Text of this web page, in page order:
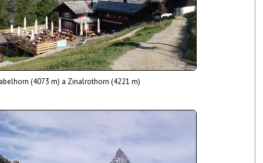
(4073 m) a Zinalrothorn (4221 m)